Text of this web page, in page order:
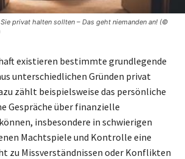
privat halten sollten – Das geht niemanden an! (©
existieren bestimmte grundlegende
unterschiedlichen Gründen privat
zählt beispielsweise das persönliche
Gespräche über finanzielle
insbesondere in schwierigen
Machtspiele und Kontrolle eine
zu Missverständnissen oder Konflikten